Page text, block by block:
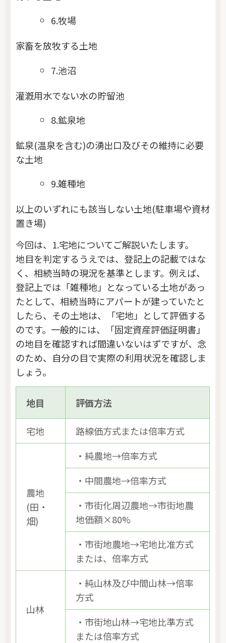
6.牧場
家畜を放牧する土地
7.池沼
灌漑用水でない水の貯留池
8.鉱泉地
鉱泉(温泉を含む)の湧出口及びその維持に必要
な土地
9.雑種地
以上のいずれにも該当しない土地(駐車場や資材
置き場)
今回は、1.宅地についてご解説いたします。
地目を判定するうえでは、登記上の記載ではな
く、相続当時の現況を基準とします。例えば、
登記上では「雑種地」となっている土地があっ
たとして、相続当時にアパートが建っていたと
したら、その土地は、「宅地」として評価する
のです。一般的には、「固定資産評価証明書」
の地目を確認すれば間違いないはずですが、念
のため、自分の目で実際の利用状況を確認しま
しょう。
地目 評価方法
宅地 路線価方式または倍率方式
農地
(田・
畑)
・純農地→倍率方式
・中間農地→倍率方式
・市街化周辺農地→市街地農
地価額×80%
・市街地農地→宅地比准方式
または、倍率方式
山林
・純山林及び中間山林→倍率
方式
・市街地山林→宅地比準方式
または倍率方式